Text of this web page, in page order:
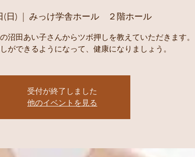
(日) みっけ学舎ホール ２階ホール
沼田あい子さんからツボ押しを教えていただきます。
ができるようになって、健康になりましょう。
受付が終了しました
他のイベントを見る